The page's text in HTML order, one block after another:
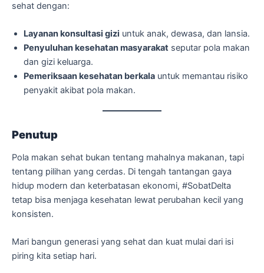
sehat dengan:
Layanan konsultasi gizi untuk anak, dewasa, dan lansia.
Penyuluhan kesehatan masyarakat seputar pola makan
dan gizi keluarga.
Pemeriksaan kesehatan berkala untuk memantau risiko
penyakit akibat pola makan.
Penutup
Pola makan sehat bukan tentang mahalnya makanan, tapi
tentang pilihan yang cerdas. Di tengah tantangan gaya
hidup modern dan keterbatasan ekonomi, #SobatDelta
tetap bisa menjaga kesehatan lewat perubahan kecil yang
konsisten.
Mari bangun generasi yang sehat dan kuat mulai dari isi
piring kita setiap hari.